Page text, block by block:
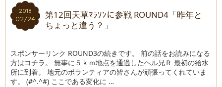
2018
02/24
2018
02/24
第12回天草ﾏﾗｿﾝに参戦 ROUND4「昨年と
ちょっと違う？」
スポンサーリンク ROUND3の続きです。 前の話をお読みになる
方はコチラ。 無事に５ｋｍ地点を通過したヘル兄Ｒ 最初の給水
所に到着。 地元のボランティアの皆さんが頑張ってくれていま
す。 (#^.^#) ここである変化に …